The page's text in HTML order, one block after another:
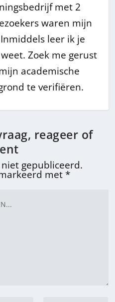
met 2
waren mijn
leer ik je
Zoek me gerust
academische
te verifiëren.
reageer of
gepubliceerd.
met *